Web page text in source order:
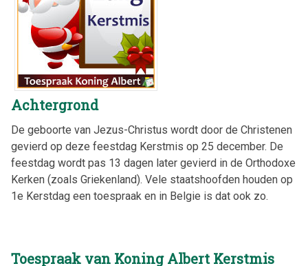
Achtergrond
De geboorte van Jezus-Christus wordt door de Christenen
gevierd op deze feestdag Kerstmis op 25 december. De
feestdag wordt pas 13 dagen later gevierd in de Orthodoxe
Kerken (zoals Griekenland). Vele staatshoofden houden op
1e Kerstdag een toespraak en in Belgie is dat ook zo.
Toespraak van Koning Albert Kerstmis